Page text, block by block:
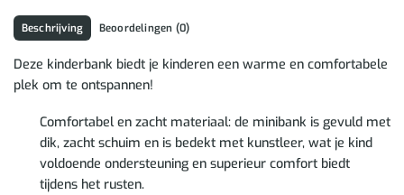
Beschrijving Beoordelingen (0)
Deze kinderbank biedt je kinderen een warme en comfortabele
plek om te ontspannen!
Comfortabel en zacht materiaal: de minibank is gevuld met
dik, zacht schuim en is bedekt met kunstleer, wat je kind
voldoende ondersteuning en superieur comfort biedt
tijdens het rusten.